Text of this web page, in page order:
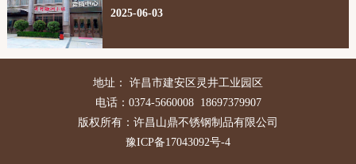
2025-06-03
地址： 许昌市建安区灵井工业园区
电话：0374-5660008 18697379907
版权所有：许昌山鼎不锈钢制品有限公司
豫ICP备17043092号-4